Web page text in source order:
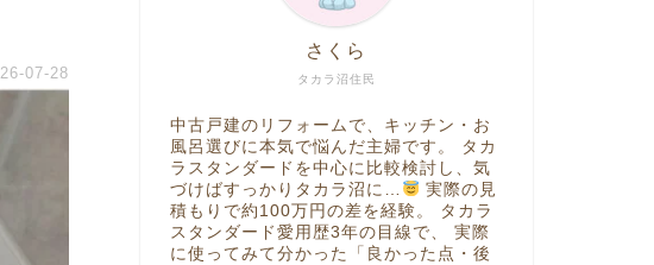
07-28 タカラ沼住民
さくら
中古戸建のリフォームで、キッチン・お
風呂選びに本気で悩んだ主婦です。 タカ
ラスタンダードを中心に比較検討し、気
づけばすっかりタカラ沼に…
実際の見
積もりで約100万円の差を経験。 タカラ
スタンダード愛用歴3年の目線で、 実際
に使ってみて分かった「良かった点・後